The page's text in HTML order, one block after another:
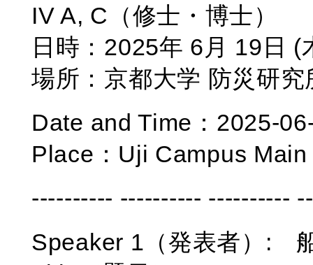
IV A, C（修士・博士）
日時：2025年 6月 19日 (
場所：京都大学 防災研
Date and Time：2025-
Place：Uji Campus
---------- ---------- ----------
Speaker 1（発表者）: